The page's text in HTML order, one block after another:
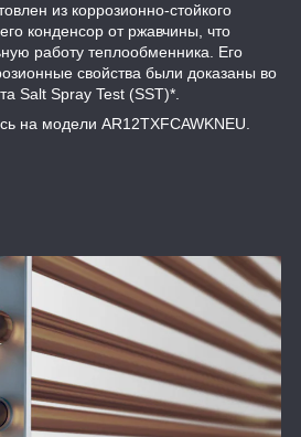
из коррозионно-стойкого
конденсор от ржавчины, что
работу теплообменника. Его
свойства были доказаны во
Salt Spray Test (SST)*.
на модели AR12TXFCAWKNEU.